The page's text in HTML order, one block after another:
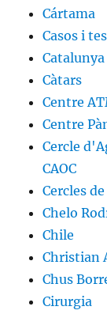
Cártama
Casos i
Catalunya
Càtars
Centre
Centre
Cercle
CAOC
Cercles
Chelo
Chile
Christian
Chus
Cirurgia